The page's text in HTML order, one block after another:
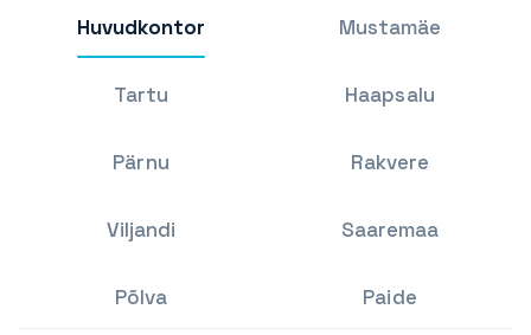
DÖRRAR
Balkongdörrar
SKJUTDÖRRAR
Huvudkontor Mustamäe
Tartu Haapsalu
Pärnu Rakvere
Viljandi Saaremaa
Põlva Paide